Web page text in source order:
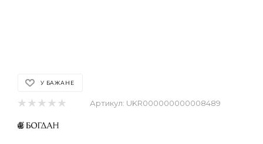
У БАЖАНЕ
Артикул: UKR000000000008489